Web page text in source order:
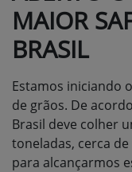
MAIOR
BRASIL
Estamos iniciando
de grãos. De
Brasil deve colher
toneladas, cerca
para alcançarmos